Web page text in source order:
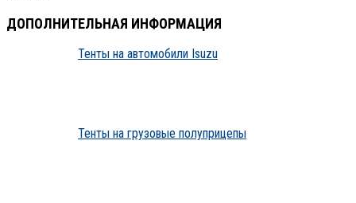
ДОПОЛНИТЕЛЬНАЯ ИНФОРМАЦИЯ
Тенты на автомобили Isuzu
Тенты на грузовые полуприцепы